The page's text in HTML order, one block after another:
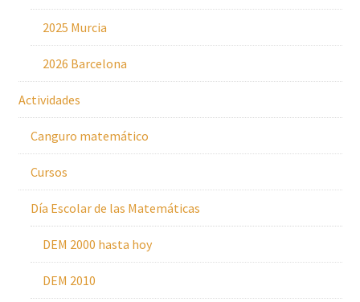
2025 Murcia
2026 Barcelona
Actividades
Canguro matemático
Cursos
Día Escolar de las Matemáticas
DEM 2000 hasta hoy
DEM 2010